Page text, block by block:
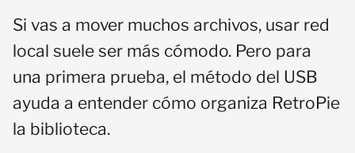
Si vas a mover muchos archivos, usar red
local suele ser más cómodo. Pero para
una primera prueba, el método del USB
ayuda a entender cómo organiza RetroPie
la biblioteca.